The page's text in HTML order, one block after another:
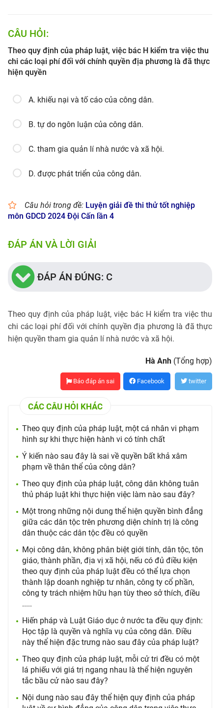
CÂU HỎI:
Theo quy định của pháp luật, việc bác H kiểm tra việc thu
chi các loại phí đối với chính quyền địa phương là đã thực
hiện quyền
A. khiếu nại và tố cáo của công dân.
B. tự do ngôn luận của công dân.
C. tham gia quản lí nhà nước và xã hội.
D. được phát triển của công dân.
Câu hỏi trong đề: Luyện giải đề thi thử tốt nghiệp
môn GDCD 2024 Đội Cấn lần 4
ĐÁP ÁN VÀ LỜI GIẢI
ĐÁP ÁN ĐÚNG: C
Theo quy định của pháp luật, việc bác H kiểm tra việc thu
chi các loại phí đối với chính quyền địa phương là đã thực
hiện quyền tham gia quản lí nhà nước và xã hội.
Hà Anh (Tổng hợp)
Báo đáp án sai Facebook twitter
CÁC CÂU HỎI KHÁC
Theo quy định của pháp luật, một cá nhân vi phạm
hình sự khi thực hiện hành vi có tính chất
Ý kiến nào sau đây là sai về quyền bất khả xâm
phạm về thân thể của công dân?
Theo quy định của pháp luật, công dân không tuân
thủ pháp luật khi thực hiện việc làm nào sau đây?
Một trong những nội dung thể hiện quyền bình đẳng
giữa các dân tộc trên phương diện chính trị là công
dân thuộc các dân tộc đều có quyền
Mọi công dân, không phân biệt giới tính, dân tộc, tôn
giáo, thành phần, địa vị xã hội, nếu có đủ điều kiện
theo quy định của pháp luật đều có thể lựa chọn
thành lập doanh nghiệp tư nhân, công ty cổ phần,
công ty trách nhiệm hữu hạn tùy theo sở thích, điều
.....
Hiến pháp và Luật Giáo dục ở nước ta đều quy định:
Học tập là quyền và nghĩa vụ của công dân. Điều
này thể hiện đặc trưng nào sau đây của pháp luật?
Theo quy định của pháp luật, mỗi cử tri đều có một
lá phiếu với giá trị ngang nhau là thể hiện nguyên
tắc bầu cử nào sau đây?
Nội dung nào sau đây thể hiện quy định của pháp